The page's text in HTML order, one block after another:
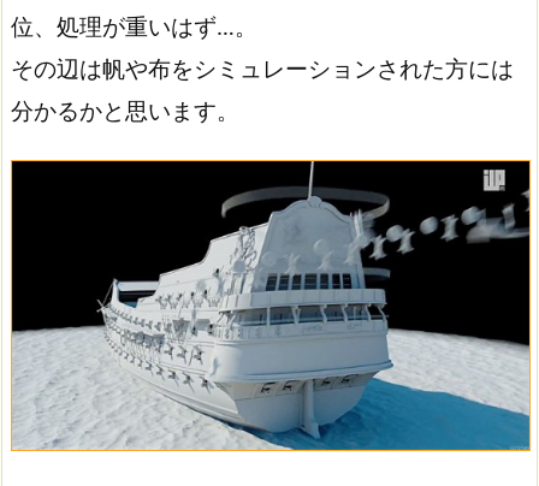
位、処理が重いはず…。
その辺は帆や布をシミュレーションされた方には
分かるかと思います。